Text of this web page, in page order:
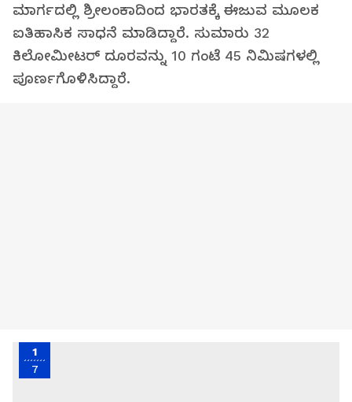
ಮಾರ್ಗದಲ್ಲಿ ಶ್ರೀಲಂಕಾದಿಂದ ಭಾರತಕ್ಕೆ ಈಜುವ ಮೂಲಕ
ಐತಿಹಾಸಿಕ ಸಾಧನೆ ಮಾಡಿದ್ದಾರೆ. ಸುಮಾರು 32
ಕಿಲೋಮೀಟರ್ ದೂರವನ್ನು 10 ಗಂಟೆ 45 ನಿಮಿಷಗಳಲ್ಲಿ
ಪೂರ್ಣಗೊಳಿಸಿದ್ದಾರೆ.
1
7